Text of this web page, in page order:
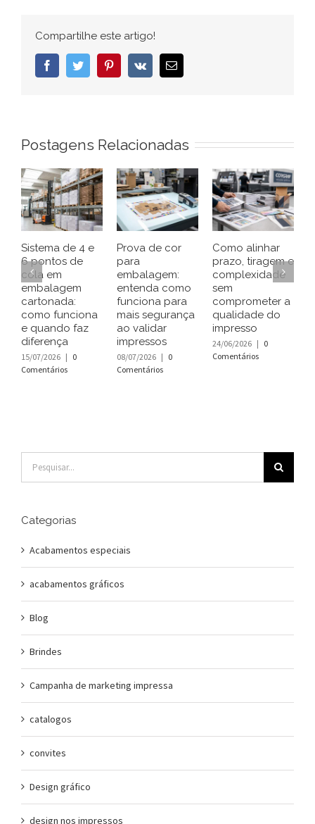
Compartilhe este artigo!
FacebookTwitter PinterestVk
E-
mail
Postagens Relacionadas
Sistema de 4 e
6 pontos de
cola em
embalagem
cartonada:
como funciona
e quando faz
diferença
15/07/2026 | 0
Comentários
Prova de cor
para
embalagem:
entenda como
funciona para
mais segurança
ao validar
impressos
08/07/2026 | 0
Comentários
Como alinhar
prazo, tiragem e
complexidade
sem
comprometer a
qualidade do
impresso
24/06/2026 | 0
Comentários
resultados
Categorias
Acabamentos especiais
acabamentos gráficos
Blog
Brindes
Campanha de marketing impressa
catalogos
convites
Design gráfico
design nos impressos